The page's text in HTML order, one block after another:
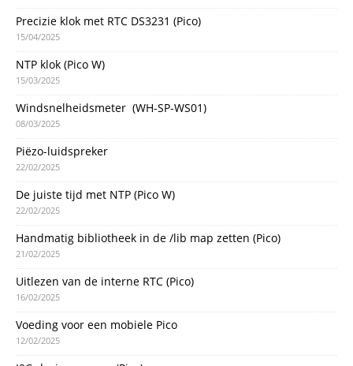
Precizie klok met RTC DS3231 (Pico)
15/04/2025
NTP klok (Pico W)
15/03/2025
Windsnelheidsmeter (WH-SP-WS01)
08/03/2025
Piëzo-luidspreker
22/02/2025
De juiste tijd met NTP (Pico W)
22/02/2025
Handmatig bibliotheek in de /lib map zetten (Pico)
21/02/2025
Uitlezen van de interne RTC (Pico)
16/02/2025
Voeding voor een mobiele Pico
12/02/2025